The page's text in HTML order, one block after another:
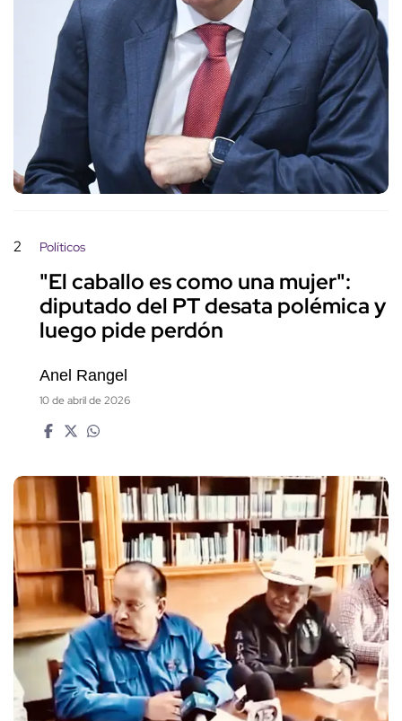
2 Políticos
"El caballo es como una mujer":
diputado del PT desata polémica y
luego pide perdón
Anel Rangel
10 de abril de 2026